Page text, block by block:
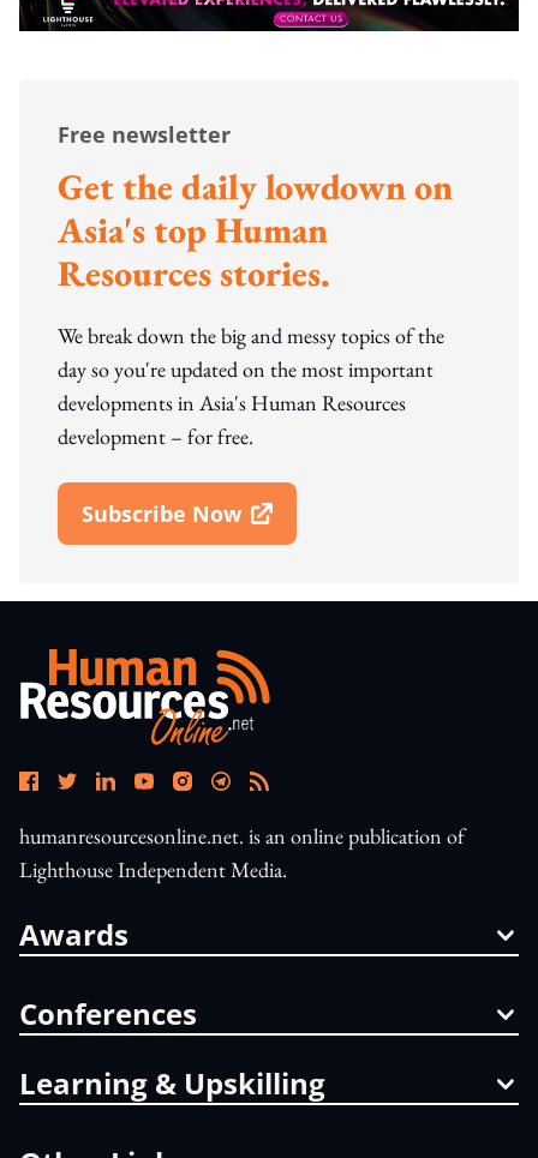
Free newsletter
Get the daily lowdown on
Asia's top Human
Resources stories.
We break down the big and messy topics of the
day so you're updated on the most important
developments in Asia's Human Resources
development – for free.
Subscribe Now
Open In New Window
humanresourcesonline.net. is an online publication of
Lighthouse Independent Media.
Awards
Conferences
Learning & Upskilling